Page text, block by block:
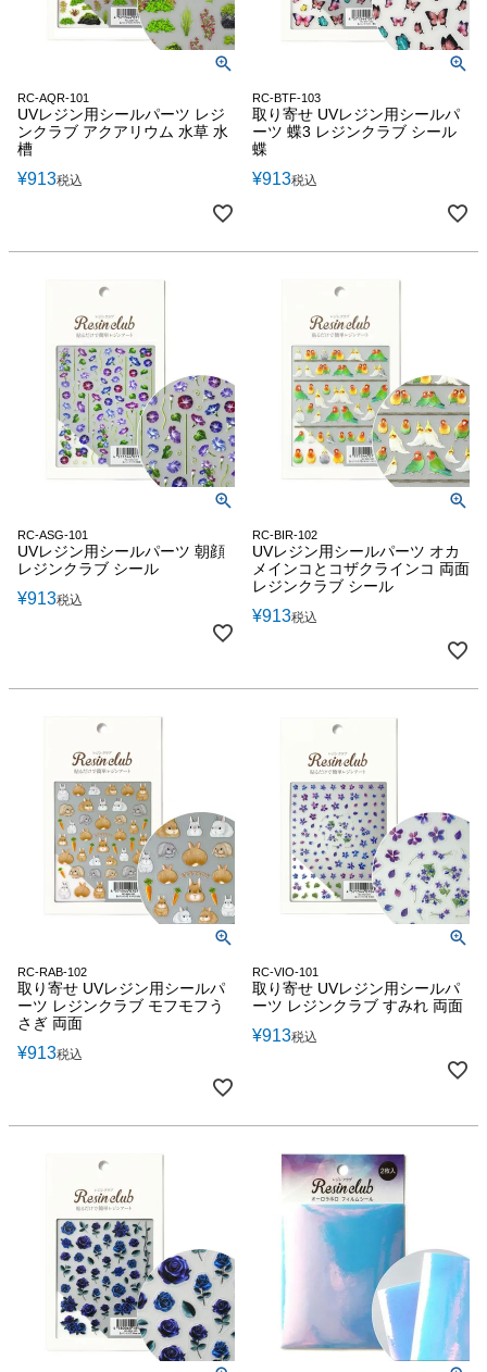
RC-AQR-101
UVレジン用シールパーツ レジ
ンクラブ アクアリウム 水草 水
槽
¥913税込
RC-BTF-103
取り寄せ UVレジン用シールパ
ーツ 蝶3 レジンクラブ シール
蝶
¥913税込
RC-ASG-101
UVレジン用シールパーツ 朝顔
レジンクラブ シール
¥913税込
RC-BIR-102
UVレジン用シールパーツ オカ
メインコとコザクラインコ 両面
レジンクラブ シール
¥913税込
RC-RAB-102
取り寄せ UVレジン用シールパ
ーツ レジンクラブ モフモフう
さぎ 両面
¥913税込
RC-VIO-101
取り寄せ UVレジン用シールパ
ーツ レジンクラブ すみれ 両面
¥913税込